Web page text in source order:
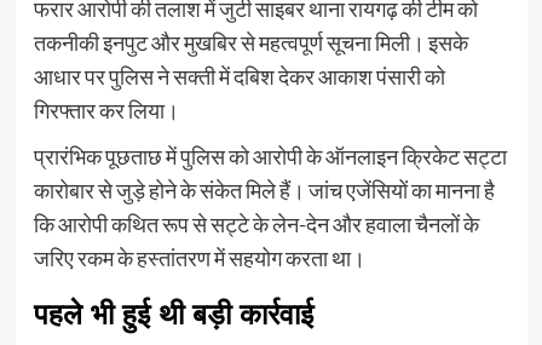
फरार आरोपी की तलाश में जुटी साइबर थाना रायगढ़ की टीम को
तकनीकी इनपुट और मुखबिर से महत्वपूर्ण सूचना मिली। इसके
आधार पर पुलिस ने सक्ती में दबिश देकर आकाश पंसारी को
गिरफ्तार कर लिया।
प्रारंभिक पूछताछ में पुलिस को आरोपी के ऑनलाइन क्रिकेट सट्टा
कारोबार से जुड़े होने के संकेत मिले हैं। जांच एजेंसियों का मानना है
कि आरोपी कथित रूप से सट्टे के लेन-देन और हवाला चैनलों के
जरिए रकम के हस्तांतरण में सहयोग करता था।
पहले भी हुई थी बड़ी कार्रवाई